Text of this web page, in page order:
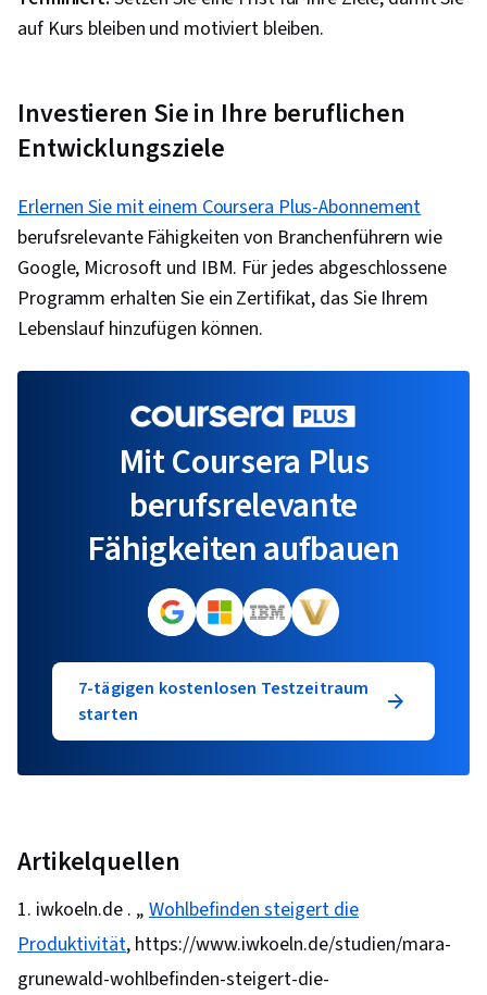
auf Kurs bleiben und motiviert bleiben.
Investieren Sie in Ihre beruflichen
Entwicklungsziele
Erlernen Sie mit einem Coursera Plus-Abonnement
berufsrelevante Fähigkeiten von Branchenführern wie
Google, Microsoft und IBM. Für jedes abgeschlossene
Programm erhalten Sie ein Zertifikat, das Sie Ihrem
Lebenslauf hinzufügen können.
Mit Coursera Plus
berufsrelevante
Fähigkeiten aufbauen
7-tägigen kostenlosen Testzeitraum
starten
Artikelquellen
iwkoeln.de . „ Wohlbefinden steigert die
Produktivität, https://www.iwkoeln.de/studien/mara-
grunewald-wohlbefinden-steigert-die-